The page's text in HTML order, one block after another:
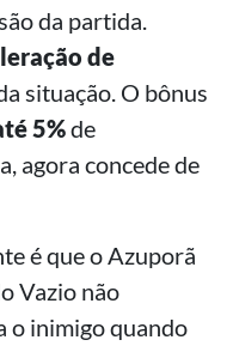
da partida.
de
situação. O bônus
5%de
agora concede de
é que o Azuporã
Vazio não
o inimigo quando